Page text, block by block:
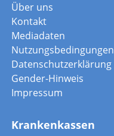
Über uns
Kontakt
Mediadaten
Nutzungsbedingungen
Datenschutzerklärung
Gender-Hinweis
Impressum
Krankenkassen